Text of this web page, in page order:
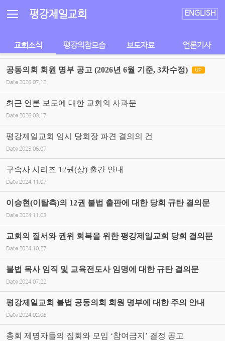
평강제일교회 ENGLISH
교회소식 평강의참모습 보도자료 언론기사
공동의회 회원 명부 공고 (2026년 6월 기준, 3차수정) UP
Date 2026.07.12
최근 언론 보도에 대한 교회의 사과문
Date 2026.03.17
평강제일교회 임시 당회장 파견 결의의 건
Date 2025.06.07
구속사 시리즈 12권(상) 출간 안내
Date 2024.11.07
이승현(이탈측)의 12권 불법 출판에 대한 당회 규탄 결의문
Date 2024.11.03
교회의 질서와 권위 회복을 위한 평강제일교회 당회 결의문
Date 2024.10.27
불법 목사 임직 및 교육전도사 임명에 대한 규탄 결의문
Date 2024.07.22
평강제일교회 불법 공동의회 회원 명부에 대한 주의 안내
Date 2024.02.06
총회 제명자들의 집회와 모임 ‘참여금지’ 결정 공고